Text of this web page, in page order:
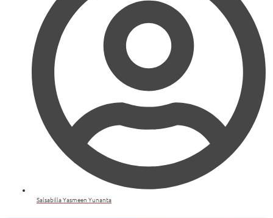
Salsabilla Yasmeen Yunanta